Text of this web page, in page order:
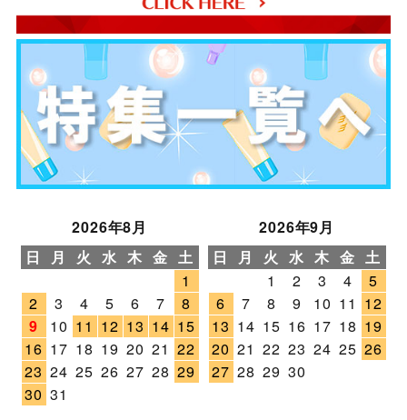
2026年8月
日
月 火 水 木 金 土
1
2
3 4 5 6 7
8
9
10 11 12 13 14 15
16 17 18 19 20 21 22
23 24 25 26 27 28 29
30 31
2026年9月
日
月 火 水 木 金 土
1
2 3 4
5
6
7 8 9 10 11 12
13 14 15 16 17 18 19
20 21 22 23 24 25 26
27 28 29 30